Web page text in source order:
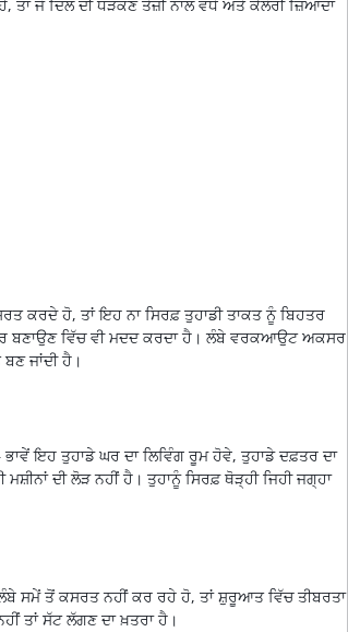
ਤਾਂ ਜੋ ਦਿਲ ਦੀ ਧੜਕਣ ਤੇਜ਼ੀ ਨਾਲਵਧੇਅਤੇਕੈਲੋਰੀਜ਼ਿਆਦਾ
ਕਰਦੇ ਹੋ, ਤਾਂ ਇਹ ਨਾਸਿਰਫ਼ਤੁਹਾਡੀ ਤਾਕਤ ਨੂੰ ਬਿਹਤਰ
ਵਿੱਚ ਵੀ ਮਦਦ ਕਰਦਾ ਹੈ। ਲੰਬੇ ਵਰਕਆਉਟਅਕਸਰ
ਜਾਂਦੀ ਹੈ।
ਇਹ ਤੁਹਾਡੇ ਘਰ ਦਾਲਿਵਿੰਗਰੂਮ ਹੋਵੇ, ਤੁਹਾਡੇ ਦਫ਼ਤਰ ਦਾ
ਮਸ਼ੀਨਾਂਦੀ ਲੋੜ ਨਹੀਂ ਹੈ। ਤੁਹਾਨੂੰਸਿਰਫ਼ਥੋੜ੍ਹੀ ਜਿਹੀ ਜਗ੍ਹਾ
ਸਮੇਂ ਤੋਂ ਕਸਰਤ ਨਹੀਂ ਕਰ ਰਹੇ ਹੋ, ਤਾਂਸ਼ੁਰੂਆਤਵਿੱਚ ਤੀਬਰਤਾ
ਤਾਂ ਸੱਟ ਲੱਗਣ ਦਾ ਖ਼ਤਰਾ ਹੈ।